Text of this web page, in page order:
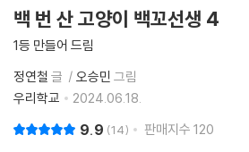
백 번 산 고양이 백꼬선생 4
1등 만들어 드림
정연철 글 오승민 그림
우리학교
2024.06.18.
9.9 14 판매지수 120